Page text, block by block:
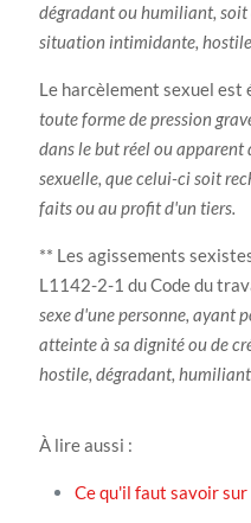
dégradant ou humiliant, soit
situation intimidante,
Le harcèlement sexuel
toute forme de pression
dans le but réel ou
sexuelle, que celui-ci soit
faits ou au profit d'un tiers.
** Les agissements
L1142-2-1 du Code du
sexe d'une personne, ayant
atteinte à sa dignité ou de
hostile, dégradant,
À lire aussi :
Ce qu'il faut savoir